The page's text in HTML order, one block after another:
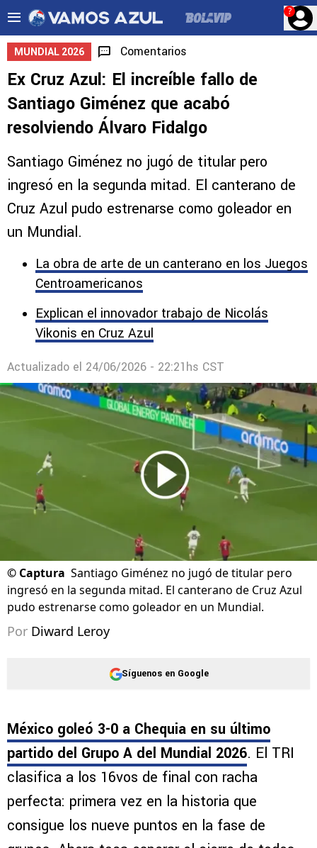
?
MUNDIAL 2026 Comentarios
Ex Cruz Azul: El increíble fallo de
Santiago Giménez que acabó
resolviendo Álvaro Fidalgo
Santiago Giménez no jugó de titular pero
ingresó en la segunda mitad. El canterano de
Cruz Azul pudo estrenarse como goleador en
un Mundial.
La obra de arte de un canterano en los Juegos
Centroamericanos
Explican el innovador trabajo de Nicolás
Vikonis en Cruz Azul
Actualizado el 24/06/2026 - 22:21hs CST
© Captura Santiago Giménez no jugó de titular pero
ingresó en la segunda mitad. El canterano de Cruz Azul
pudo estrenarse como goleador en un Mundial.
Por Diward Leroy
Síguenos en Google
México goleó 3-0 a Chequia en su último
partido del Grupo A del Mundial 2026. El TRI
clasifica a los 16vos de final con racha
perfecta: primera vez en la historia que
consigue los nueve puntos en la fase de